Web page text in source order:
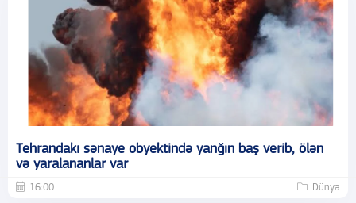
Tehrandakı sənaye obyektində yanğın baş verib, ölən
və yaralananlar var
16:00 Dünya